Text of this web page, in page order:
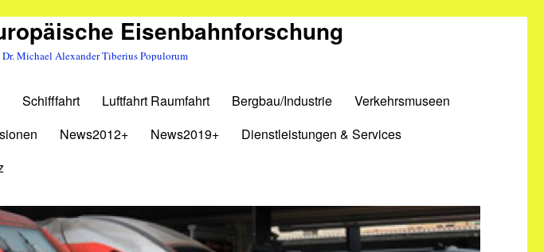
Eisenbahnforschung
Michael Alexander Tiberius Populorum
Schifffahrt Luftfahrt Raumfahrt Bergbau/Industrie
Verkehrsmuseen
News2012+ News2019+
Dienstleistungen & Services